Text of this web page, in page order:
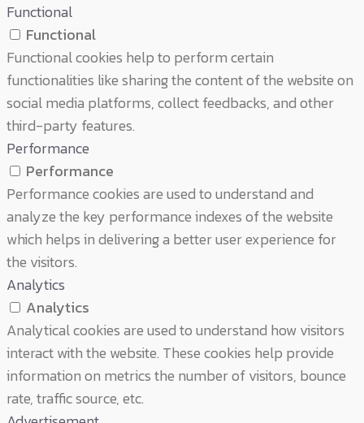
Functional
Functional
Functional cookies help to perform certain
functionalities like sharing the content of the website on
social media platforms, collect feedbacks, and other
third-party features.
Performance
Performance
Performance cookies are used to understand and
analyze the key performance indexes of the website
which helps in delivering a better user experience for
the visitors.
Analytics
Analytics
Analytical cookies are used to understand how visitors
interact with the website. These cookies help provide
information on metrics the number of visitors, bounce
rate, traffic source, etc.